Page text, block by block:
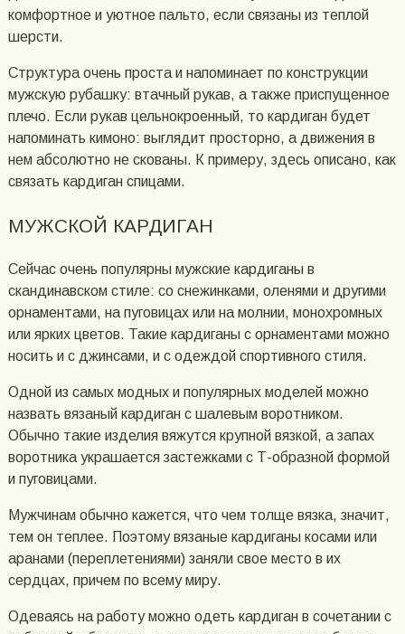
комфортное и уютное пальто, если связаны из теплой
шерсти.
Структура очень проста и напоминает по конструкции
мужскую рубашку: втачный рукав, а также приспущенное
плечо. Если рукав цельнокроенный, то кардиган будет
напоминать кимоно: выглядит просторно, а движения в
нем абсолютно не скованы. К примеру, здесь описано, как
связать кардиган спицами.
МУЖСКОЙ КАРДИГАН
Сейчас очень популярны мужские кардиганы в
скандинавском стиле: со снежинками, оленями и другими
орнаментами, на пуговицах или на молнии, монохромных
или ярких цветов. Такие кардиганы с орнаментами можно
носить и с джинсами, и с одеждой спортивного стиля.
Одной из самых модных и популярных моделей можно
назвать вязаный кардиган с шалевым воротником.
Обычно такие изделия вяжутся крупной вязкой, а запах
воротника украшается застежками с Т-образной формой
и пуговицами.
Мужчинам обычно кажется, что чем толще вязка, значит,
тем он теплее. Поэтому вязаные кардиганы косами или
аранами (переплетениями) заняли свое место в их
сердцах, причем по всему миру.
Одеваясь на работу можно одеть кардиган в сочетании с